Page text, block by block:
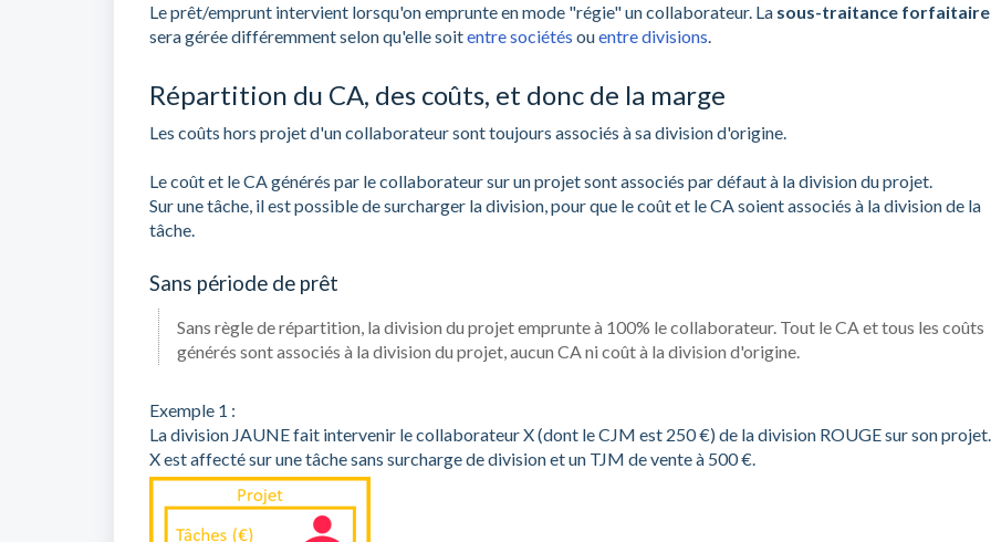
Le prêt/emprunt intervient lorsqu'on emprunte en mode "régie" un collaborateur. La sous-traitance forfaitaire
sera gérée différemment selon qu'elle soitentre sociétés ouentre divisions.
Répartition du CA, des coûts, et donc de la marge
Les coûts hors projet d'un collaborateur sont toujours associés à sa division d'origine.
Le coût et le CA générés par le collaborateur sur un projet sont associés par défaut à la division du projet.
Sur une tâche, il est possible de surcharger la division, pour que le coût et le CA soient associés à la division de la
tâche.
Sans période de prêt
Sans règle de répartition, la division du projet emprunte à 100% le collaborateur. Tout le CA et tous les coûts
générés sont associés à la division du projet, aucun CA ni coût à la division d'origine.
Exemple 1 :
La division JAUNE fait intervenir le collaborateur X (dont le CJM est 250 €) de la division ROUGE sur son projet.
X est affecté sur une tâche sans surcharge de division et un TJM de vente à 500 €.